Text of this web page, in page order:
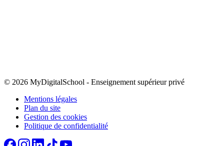
© 2026 MyDigitalSchool - Enseignement supérieur privé
Mentions légales
Plan du site
Gestion des cookies
Politique de confidentialité